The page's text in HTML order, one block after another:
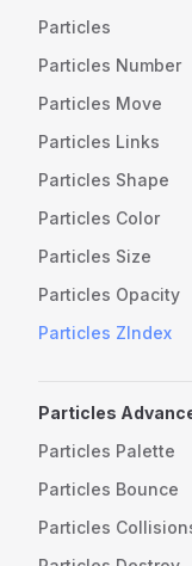
Particles
Particles Number
Particles Move
Particles Links
Particles Shape
Particles Color
Particles Size
Particles Opacity
Particles ZIndex
Particles
Particles Palette
Particles Bounce
Particles